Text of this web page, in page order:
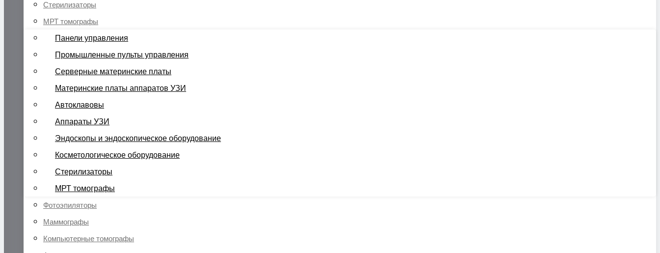
Стерилизаторы
МРТ томографы
Панели управления
Промышленные пульты управления
Серверные материнские платы
Материнские платы аппаратов УЗИ
Автоклавовы
Аппараты УЗИ
Эндоскопы и эндоскопическое оборудование
Косметологическое оборудование
Стерилизаторы
МРТ томографы
Фотоэпиляторы
Маммографы
Компьютерные томографы